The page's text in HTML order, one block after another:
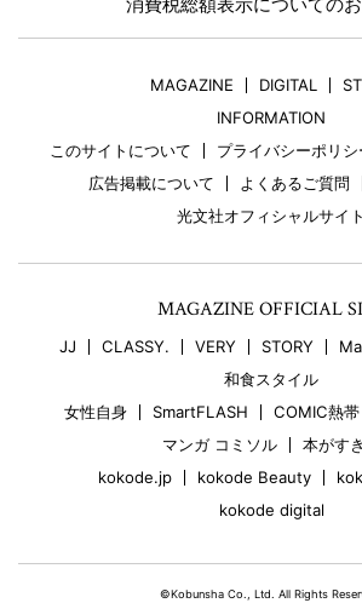
消費税総額表示についての
MAGAZINE DIGITAL
INFORMATION
このサイトについて
プライバシーポリシ
広告掲載について
よくあるご質問
光文社オフィシャルサイト
MAGAZINE OFFICIAL
JJ CLASSY. VERY STORY
和食スタイル
女性自身
SmartFLASH COMIC熱帯
マンガ コミソル
本がすき
kokode.jp
kokode Beauty
kokode digital
©Kobunsha Co., Ltd. All Rights